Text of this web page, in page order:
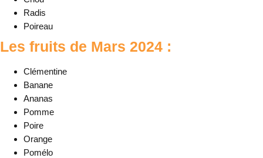
Radis
Poireau
Les fruits de Mars 2024 :
Clémentine
Banane
Ananas
Pomme
Poire
Orange
Pomélo